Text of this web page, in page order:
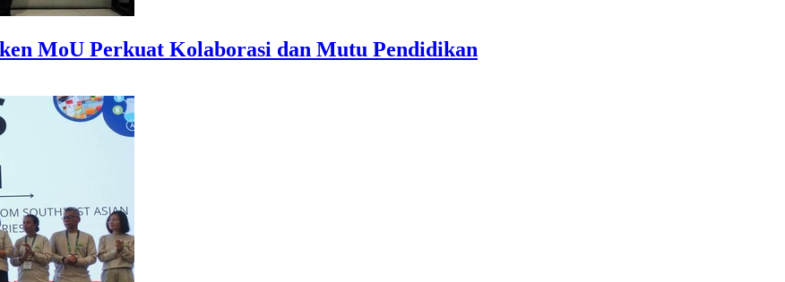
MoU Perkuat Kolaborasi dan Mutu Pendidikan